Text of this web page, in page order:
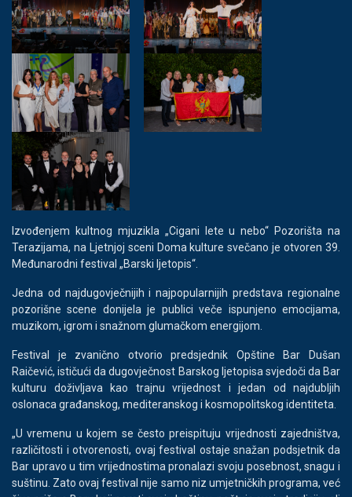
Izvođenjem kultnog mjuzikla „Cigani lete u nebo“ Pozorišta na
Terazijama, na Ljetnjoj sceni Doma kulture svečano je otvoren 39.
Međunarodni festival „Barski ljetopis“.
Jedna od najdugovječnijih i najpopularnijih predstava regionalne
pozorišne scene donijela je publici veče ispunjeno emocijama,
muzikom, igrom i snažnom glumačkom energijom.
Festival je zvanično otvorio predsjednik Opštine Bar Dušan
Raičević, ističući da dugovječnost Barskog ljetopisa svjedoči da Bar
kulturu doživljava kao trajnu vrijednost i jedan od najdubljih
oslonaca građanskog, mediteranskog i kosmopolitskog identiteta.
„U vremenu u kojem se često preispituju vrijednosti zajedništva,
različitosti i otvorenosti, ovaj festival ostaje snažan podsjetnik da
Bar upravo u tim vrijednostima pronalazi svoju posebnost, snagu i
suštinu. Zato ovaj festival nije samo niz umjetničkih programa, već